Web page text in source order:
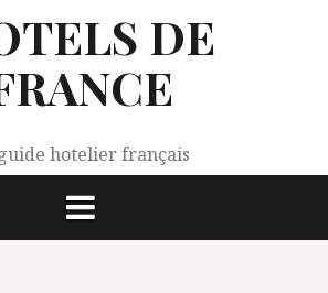
DE
hotelier français